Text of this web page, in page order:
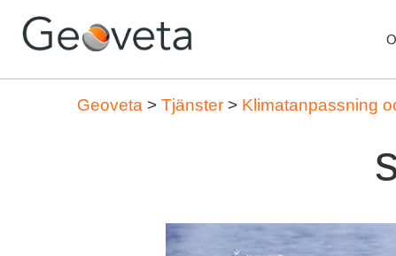
Geoveta > Tjänster > Klimatanpassning